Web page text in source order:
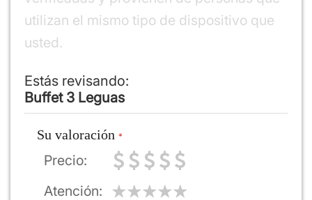
utilizan el mismo tipo de dispositivo que
usted.
Estás revisando:
Buffet 3 Leguas
Su valoración
Precio
Atención